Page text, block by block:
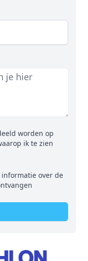
worden op
ik te zien
over de